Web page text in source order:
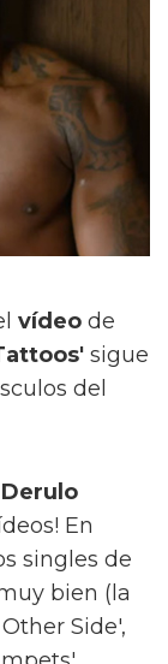
vídeo de
sigue
del
En
singles de
bien (la
Side',